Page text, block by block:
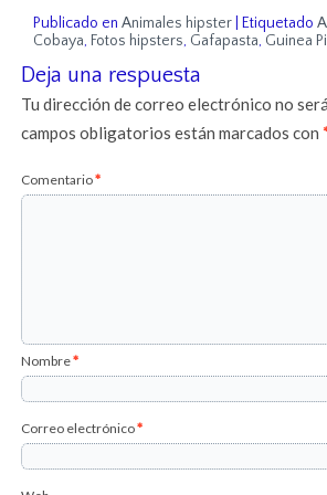
Publicado en Animales hipster |Etiquetado
Cobaya, Fotos hipsters, Gafapasta, Guinea
Deja una respuesta
Tu dirección de correo electrónico no
campos obligatorios están marcados con
Comentario*
Nombre*
Correo electrónico*